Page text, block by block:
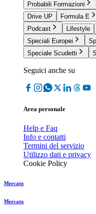
Probabili Formazioni
Drive UP
Formula E
Podcast
Lifestyle
Speciali Europei
Speciale Scudetti
Seguici anche su
Area personale
Help e Faq
Info e contatti
Termini del servizio
Utilizzo dati e privacy
Cookie Policy
Mercato
Mercato